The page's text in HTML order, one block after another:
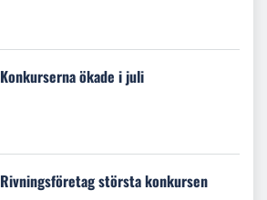
Konkurserna ökade i juli
Rivningsföretag största konkursen